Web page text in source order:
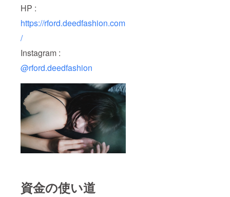
HP :
https://rford.deedfashion.com
/
Instagram :
@rford.deedfashion
資金の使い道